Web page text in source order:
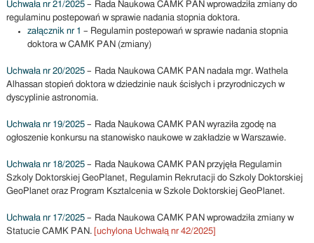
Uchwała nr 21/2025– Rada Naukowa CAMK PAN wprowadziła zmiany do
regulaminu postepowań w sprawie nadania stopnia doktora.
załącznik nr 1 – Regulamin postepowań w sprawie nadania stopnia
doktora w CAMK PAN (zmiany)
Uchwała nr 20/2025– Rada Naukowa CAMK PAN nadała mgr. Wathela
Alhassan stopień doktora w dziedzinie nauk ścisłych i przyrodniczych w
dyscyplinie astronomia.
Uchwała nr 19/2025– Rada Naukowa CAMK PAN wyraziła zgodę na
ogłoszenie konkursu na stanowisko naukowe w zakładzie w Warszawie.
Uchwała nr 18/2025– Rada Naukowa CAMK PAN przyjęła Regulamin
Szkoly Doktorskiej GeoPlanet, Regulamin Rekrutacji do Szkoly Doktorskiej
GeoPlanet oraz Program Ksztalcenia w Szkole Doktorskiej GeoPlanet.
Uchwała nr 17/2025– Rada Naukowa CAMK PAN wprowadziła zmiany w
Statucie CAMK PAN. [uchylona Uchwałą nr 42/2025]